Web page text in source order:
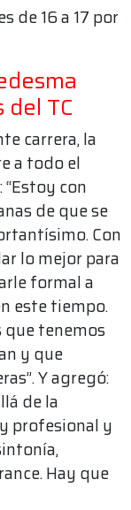
de 16 a 17 por
TC
carrera, la
a todo el
con
de que se
Con
lo mejor para
formal a
este tiempo.
que tenemos
y que
Y agregó:
de la
profesional y
Hay que